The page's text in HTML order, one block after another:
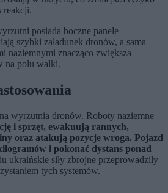
reakcji.
posiada boczne panele
szybki załadunek dronów, a sama
naziemnymi znacząco zwiększa
na polu walki.
wyrzutnia dronów. Roboty naziemne
i sprzęt, ewakuują rannych,
oraz atakują pozycje wroga. Pojazd
i pokonać dystans ponad
ukraińskie siły zbrojne przeprowadziły
tych systemów.